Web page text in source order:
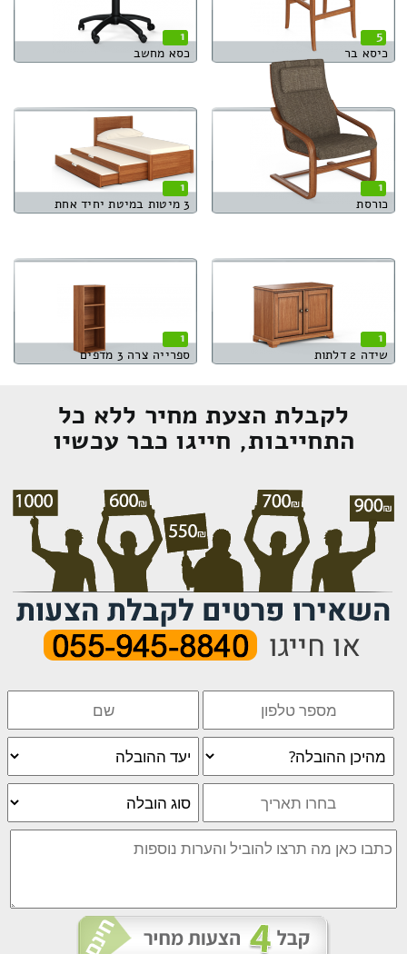
5
כיסא בר
1
כסא מחשב
1
כורסת
1
3 מיטות במיטת יחיד אחת
1
שידה 2 דלתות
1
ספרייה צרה 3 מדפים
לקבלת הצעת מחיר ללא כל
התחייבות, חייגו כבר עכשיו